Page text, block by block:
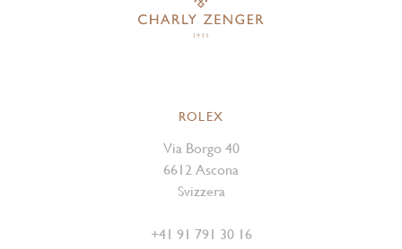
ROLEX
Via Borgo 40
6612 Ascona
Svizzera
+41 91 791 30 16